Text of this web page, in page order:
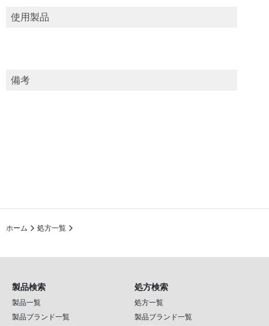
使用製品
備考
ホーム 処方一覧
製品検索
製品一覧
製品ブランド一覧
処方検索
処方一覧
製品ブランド一覧